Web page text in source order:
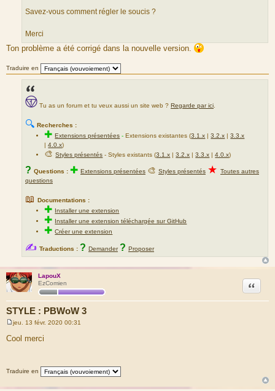
e
s
a
g
Savez-vous comment régler le soucis ?
Merci
Ton problème a été corrigé dans la nouvelle version.
Traduire en
Tu as un forum et tu veux aussi un site web ? Regarde par ici
🔍 Recherches :
✚Extensions présentées -Extensions existantes (3.1.x |3.2.x |3.3.x
|4.0.x)
🎨Styles présentés - Styles existants (3.1.x |3.2.x |3.3.x |4.0.x)
? Questions : ✚ Extensions présentées 🎨 Styles présentés ★ Toutes autres
questions
📖 Documentations :
✚ Installer une extension
✚ Installer une extension téléchargée sur GitHub
✚Créer une extension
✍ Traductions : ? Demander ? Proposer
LapouX
EzComien
STYLE : PBWoW 3
Citation
M
s
e
jeu. 13 févr. 2020 00:31
Cool merci
Traduire en